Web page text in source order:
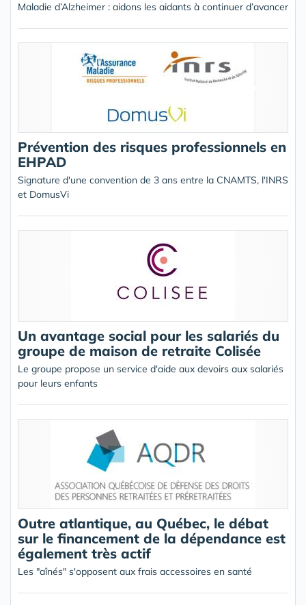
Maladie d’Alzheimer : aidons les aidants à continuer d’avancer
Prévention des risques professionnels en
EHPAD
Signature d'une convention de 3 ans entre la CNAMTS, l'INRS
et DomusVi
Un avantage social pour les salariés du
groupe de maison de retraite Colisée
Le groupe propose un service d'aide aux devoirs aux salariés
pour leurs enfants
Outre atlantique, au Québec, le débat
sur le financement de la dépendance est
également très actif
Les "aînés" s'opposent aux frais accessoires en santé